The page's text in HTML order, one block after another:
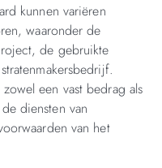
kunnen variëren
waaronder de
de gebruikte
een vast bedrag als
diensten van
van het